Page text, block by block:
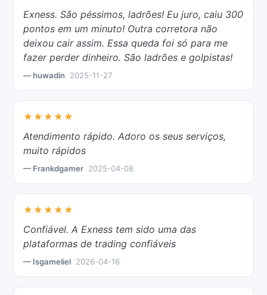
Exness. São péssimos, ladrões! Eu juro, caiu 300
pontos em um minuto! Outra corretora não
deixou cair assim. Essa queda foi só para me
fazer perder dinheiro. São ladrões e golpistas!
— huwadin 2025-11-27
★★★★★
Atendimento rápido. Adoro os seus serviços,
muito rápidos
— Frankdgamer 2025-04-08
★★★★★
Confiável. A Exness tem sido uma das
plataformas de trading confiáveis
— Isgameliel 2026-04-16